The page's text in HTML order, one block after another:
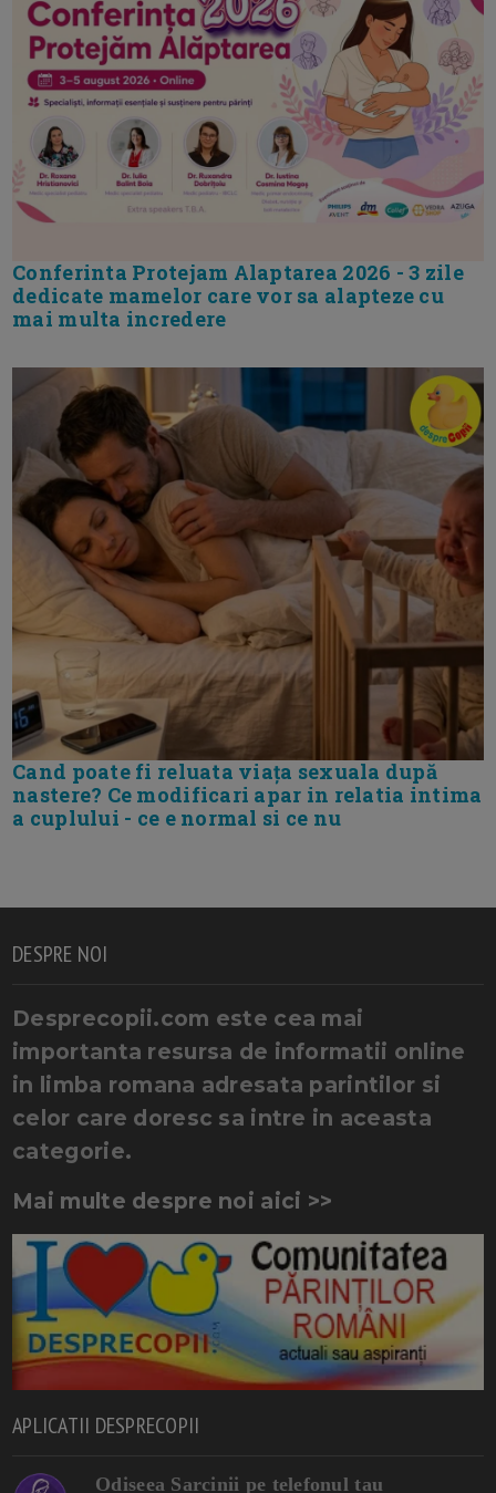
Conferinta Protejam Alaptarea 2026 - 3 zile
dedicate mamelor care vor sa alapteze cu
mai multa incredere
Cand poate fi reluata viața sexuala după
nastere? Ce modificari apar in relatia intima
a cuplului - ce e normal si ce nu
DESPRE NOI
Desprecopii.com este cea mai
importanta resursa de informatii online
in limba romana adresata parintilor si
celor care doresc sa intre in aceasta
categorie.
Mai multe despre noi aici >>
APLICATII DESPRECOPII
Odiseea Sarcinii pe telefonul tau